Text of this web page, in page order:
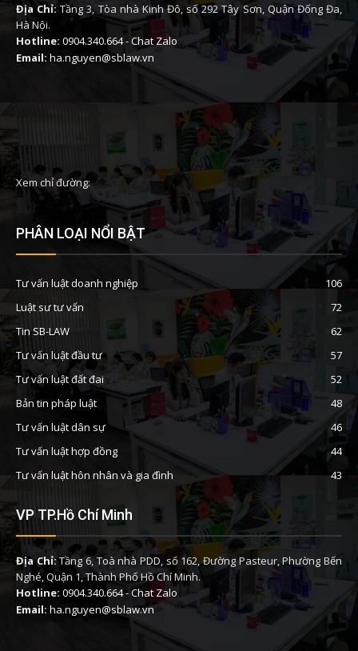
Địa Chỉ: Tầng 3, Tòa nhà Kinh Đô, số 292 Tây Sơn, Quận Đống Đa,
Hà Nội.
Hotline: 0904.340.664-Chat Zalo
Email: ha.nguyen@sblaw.vn
Xem chỉ đường:
PHÂN LOẠI NỔI BẬT
Tư vấn luật doanh nghiệp
106
Luật sư tư vấn
72
Tin SB-LAW
62
Tư vấn luật đầu tư
57
Tư vấn luật đất đai
52
Bản tin pháp luật
48
Tư vấn luật dân sự
46
Tư vấn luật hợp đồng
44
Tư vấn luật hôn nhân và gia đình
43
VP TP.Hồ Chí Minh
Địa Chỉ:Tầng 6, Toà nhà PDD, số 162, Đường Pasteur, Phường Bến
Nghé, Quận 1, Thành Phố Hồ Chí Minh.
Hotline: 0904.340.664-Chat Zalo
Email: ha.nguyen@sblaw.vn